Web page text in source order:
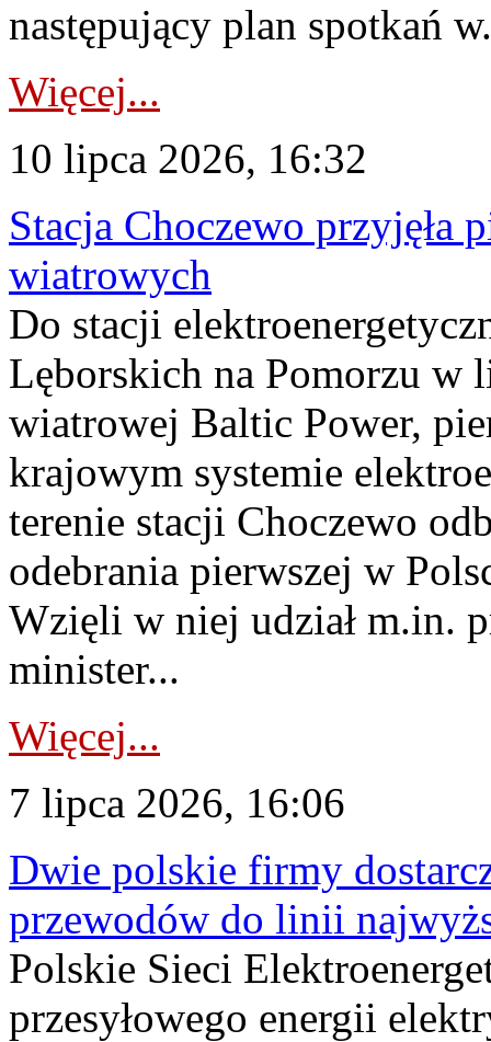
następujący plan spotkań
Więcej...
10 lipca 2026, 16:32
Stacja Choczewo przyjęła
wiatrowych
Do stacji
Lęborskich na Pomorzu w
wiatrowej Baltic Power,
krajowym systemie
terenie stacji Choczewo
odebrania pierwszej w
Wzięli w niej udział m.in.
minister...
Więcej...
7 lipca 2026, 16:06
Dwie polskie firmy
przewodów do linii
Polskie Sieci
przesyłowego energii